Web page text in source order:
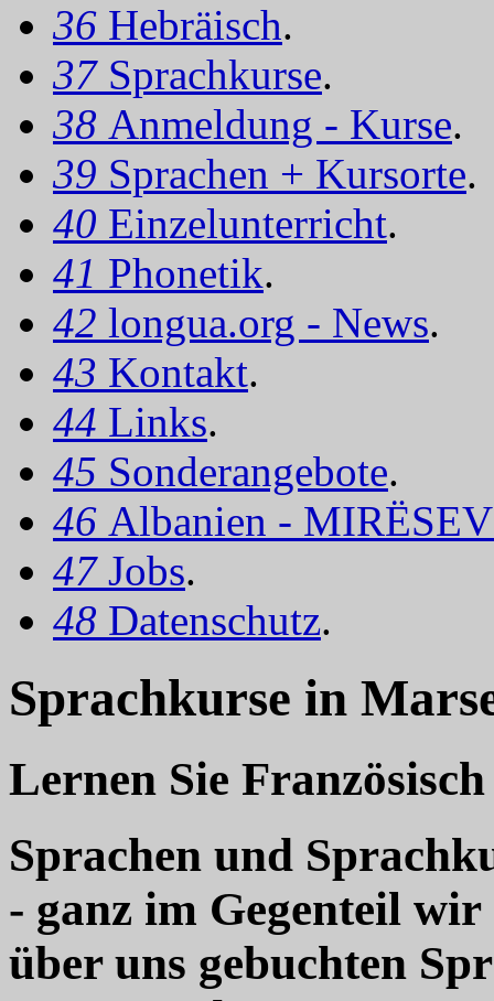
36 Hebräisch.
37 Sprachkurse.
38 Anmeldung - Kurse.
39 Sprachen + Kursorte.
40 Einzelunterricht.
41 Phonetik.
42 longua.org - News.
43 Kontakt.
44 Links.
45 Sonderangebote.
46 Albanien -
47 Jobs.
48 Datenschutz.
Sprachkurse in
Lernen Sie
Sprachen und
- ganz im Gegenteil
über uns gebuchten